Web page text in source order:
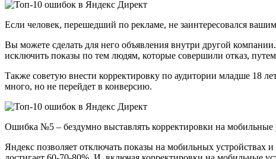
Если человек, перешедший по рекламе, не заинтересовался
Вы можете сделать для него объявления внутри другой
исключить показы по тем людям, которые совершили отказ,
Также советую внести корректировку по аудитории младше 18
много, но не перейдет в конверсию.
Ошибка №5 – бездумно выставлять корректировки на мобильные
Яндекс позволяет отключать показы на мобильных